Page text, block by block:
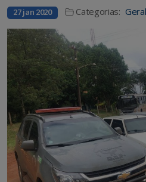
27 jan 2020 Categorias: Geral